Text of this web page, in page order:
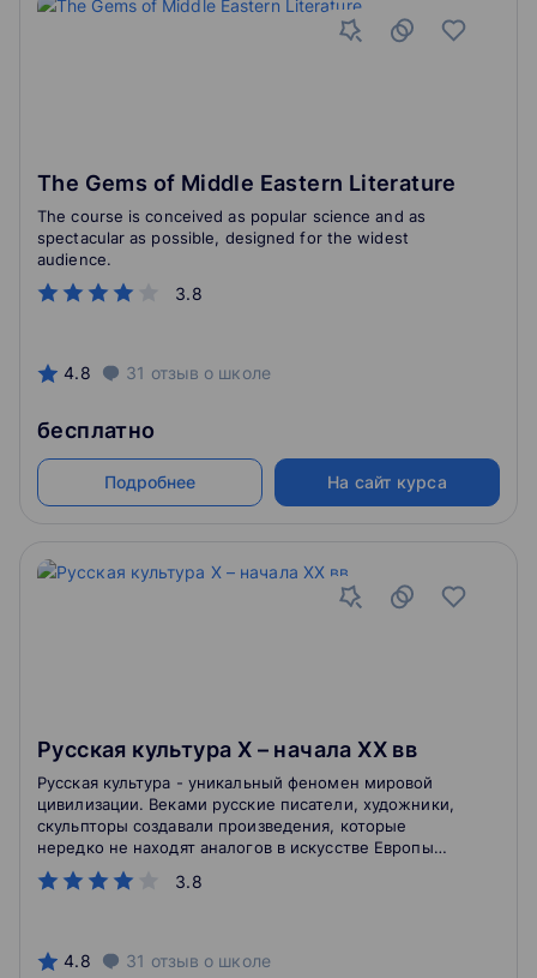
The Gems of Middle Eastern Literature
3.8
The course is conceived as popular science and as
spectacular as possible, designed for the widest
audience.
4.8 31 отзыв о школе
бесплатно
Подробнее На сайт курса
Русская культура X – начала XX вв
3.8
Русская культура - уникальный феномен мировой
цивилизации. Веками русские писатели, художники,
скульпторы создавали произведения, которые
нередко не находят аналогов в искусстве Европы
или Азии.
4.8 31 отзыв о школе